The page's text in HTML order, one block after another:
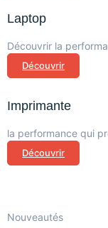
Laptop
Découvrir la
Découvrir
Imprimante
la performance qui
Découvrir
Nouveautés